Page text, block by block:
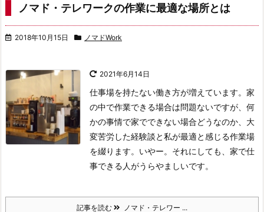
ノマド・テレワークの作業に最適な場所とは
2018年10月15日 ノマドWork
2021年6月14日
仕事場を持たない働き方が増えています。家
の中で作業できる場合は問題ないですが、何
かの事情で家でできない場合どうなのか、大
変苦労した経験談と私が最適と感じる作業場
を綴ります。いやー。それにしても、家で仕
事できる人がうらやましいです。
記事を読む ノマド・テレワー ...